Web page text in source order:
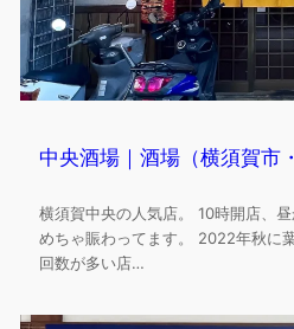
中央酒場｜酒場（横須賀市
横須賀中央の人気店。 10時開店、
めちゃ賑わってます。 2022年秋に
回数が多い店…